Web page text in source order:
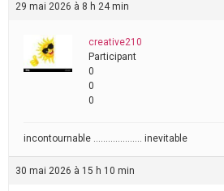
29 mai 2026 à 8 h 24 min
creative210
Participant
0
0
0
incontournable ……………….. inevitable
30 mai 2026 à 15 h 10 min